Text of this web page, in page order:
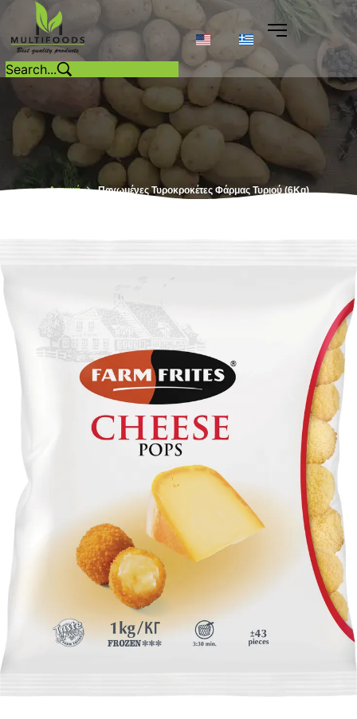
Αρχική Παγωμένες Τυροκροκέτες Φάρμας Τυριού (6Kg)